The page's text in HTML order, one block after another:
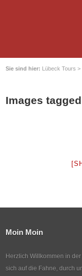
Sie sind hier: Lübeck Tours >
Images
Moin Moin
Herzlich Willkommen in
sich auf die Fahne, durch